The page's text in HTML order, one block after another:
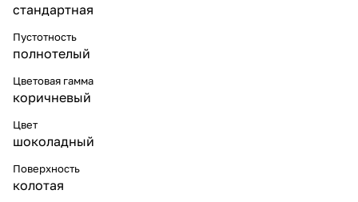
стандартная
Пустотность
полнотелый
Цветовая гамма
коричневый
Цвет
шоколадный
Поверхность
колотая